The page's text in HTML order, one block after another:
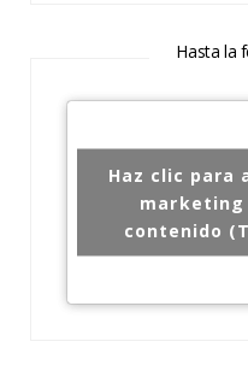
Hasta la
Haz clic para
contenido